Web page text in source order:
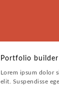
Portfolio builder
Lorem ipsum dolor
elit. Suspendisse